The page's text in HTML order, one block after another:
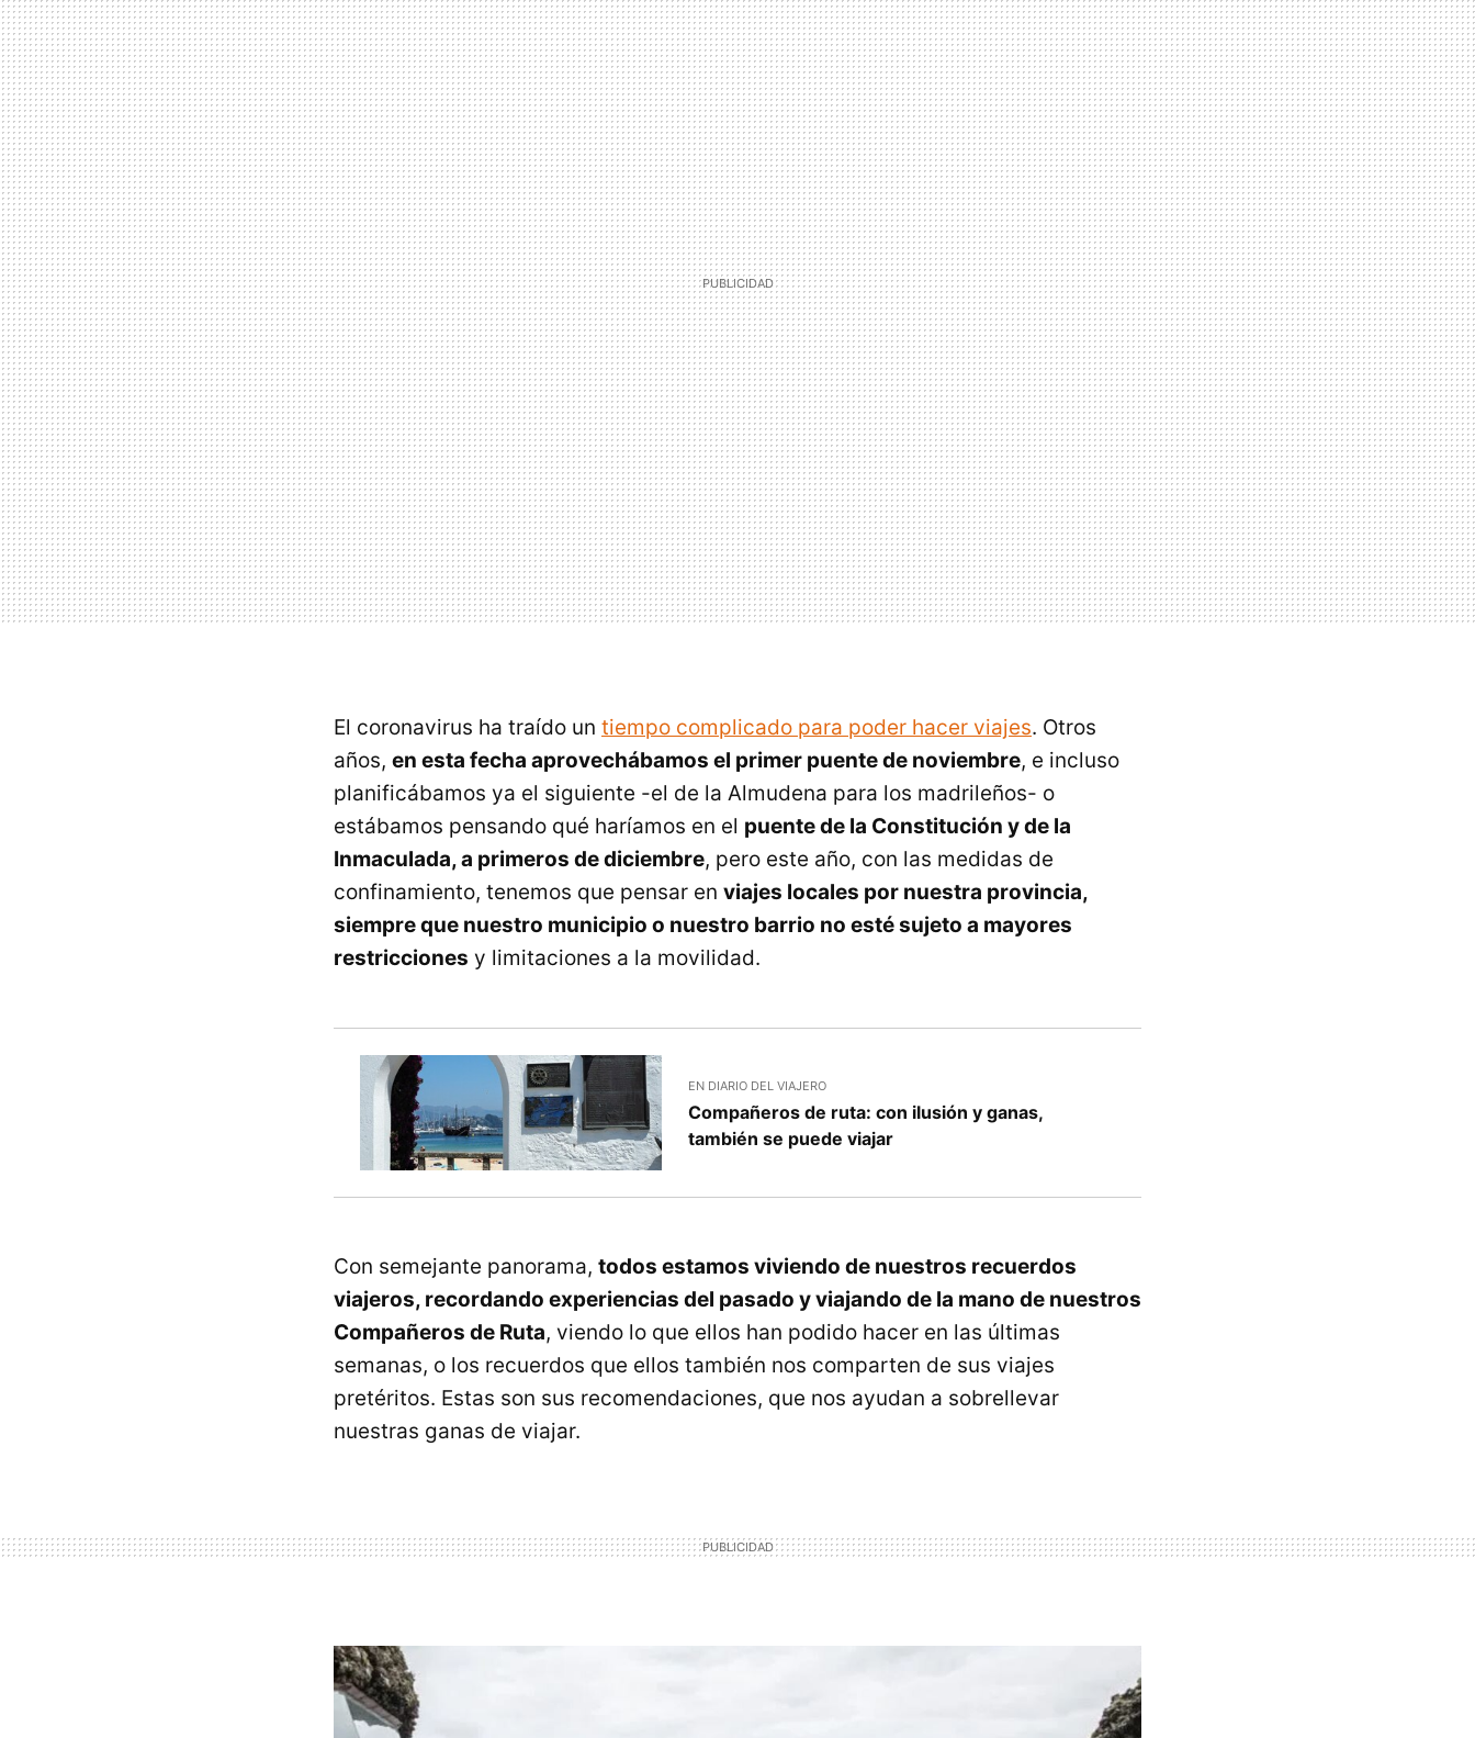
El coronavirus ha traído un tiempo complicado para poder hacer viajes. Otros
años, en esta fecha aprovechábamos el primer puente de noviembre, e incluso
planificábamos ya el siguiente -el de la Almudena para los madrileños- o
estábamos pensando qué haríamos en el puente de la Constitución y de la
Inmaculada, a primeros de diciembre, pero este año, con las medidas de
confinamiento, tenemos que pensar en viajes locales por nuestra provincia,
siempre que nuestro municipio o nuestro barrio no esté sujeto a mayores
restricciones y limitaciones a la movilidad.
EN DIARIO DEL VIAJERO
Compañeros de ruta: con ilusión y ganas,
también se puede viajar
Con semejante panorama, todos estamos viviendo de nuestros recuerdos
viajeros, recordando experiencias del pasado y viajando de la mano de nuestros
Compañeros de Ruta, viendo lo que ellos han podido hacer en las últimas
semanas, o los recuerdos que ellos también nos comparten de sus viajes
pretéritos. Estas son sus recomendaciones, que nos ayudan a sobrellevar
nuestras ganas de viajar.